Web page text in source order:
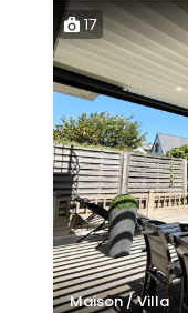
17
Maison / Villa